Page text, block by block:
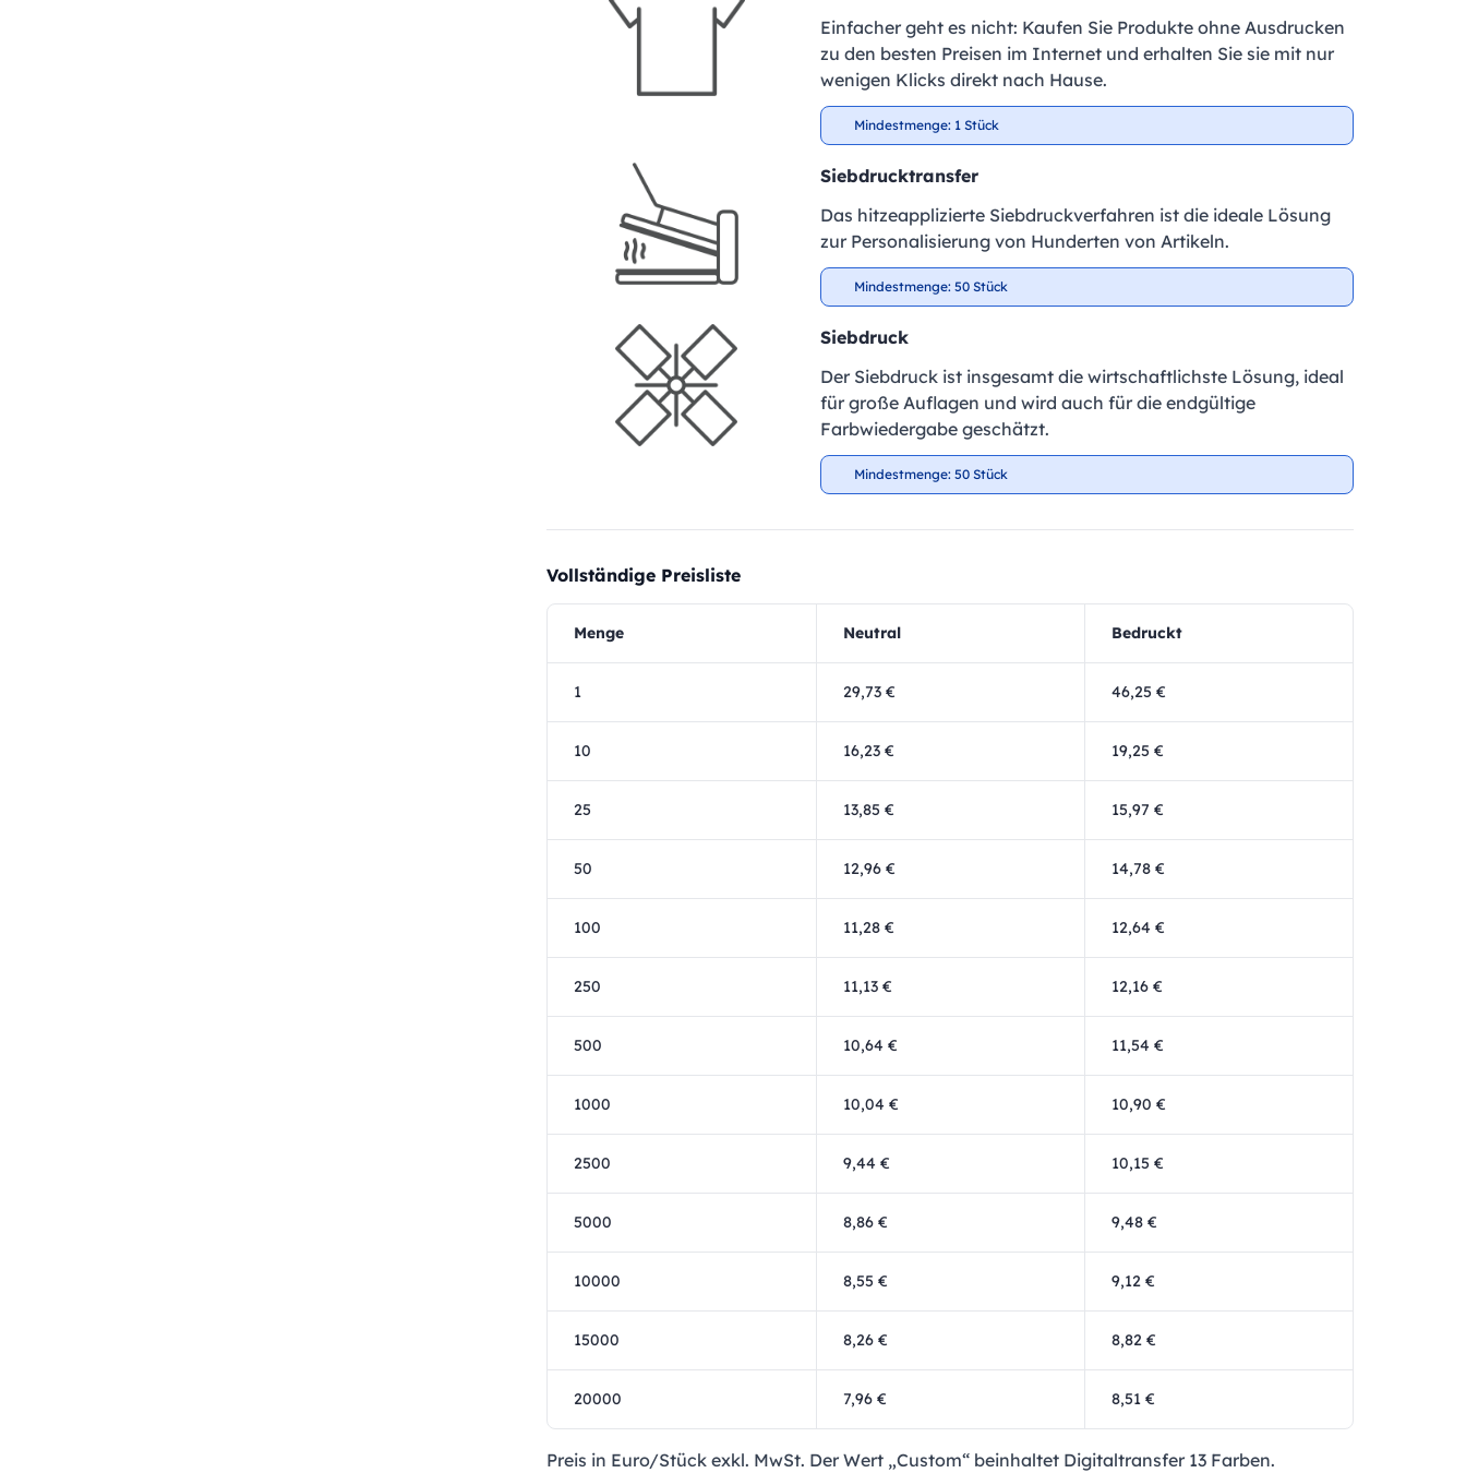
Einfacher geht es nicht: Kaufen Sie Produkte ohne Ausdrucken
zu den besten Preisen im Internet und erhalten Sie sie mit nur
wenigen Klicks direkt nach Hause.
Mindestmenge: 1 Stück
Siebdrucktransfer
Das hitzeapplizierte Siebdruckverfahren ist die ideale Lösung
zur Personalisierung von Hunderten von Artikeln.
Mindestmenge: 50 Stück
Siebdruck
Der Siebdruck ist insgesamt die wirtschaftlichste Lösung, ideal
für große Auflagen und wird auch für die endgültige
Farbwiedergabe geschätzt.
Mindestmenge: 50 Stück
Vollständige Preisliste
Menge Neutral Bedruckt
1 29,73 € 46,25 €
10 16,23 € 19,25 €
25 13,85 € 15,97 €
50 12,96 € 14,78 €
100 11,28 € 12,64 €
250 11,13 € 12,16 €
500 10,64 € 11,54 €
1000 10,04 € 10,90 €
2500 9,44 € 10,15 €
5000 8,86 € 9,48 €
10000 8,55 € 9,12 €
15000 8,26 € 8,82 €
20000 7,96 € 8,51 €
Preis in Euro/Stück exkl. MwSt. Der Wert „Custom“ beinhaltet Digitaltransfer 13 Farben.